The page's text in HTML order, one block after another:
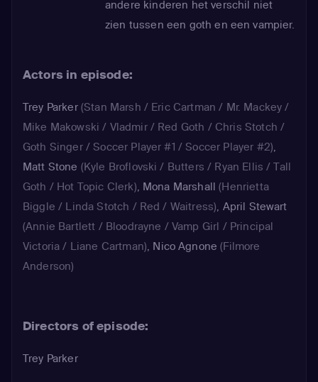
andere kinderen het verschil niet
zien tussen een goth en een vampier.
Actors in episode:
Trey Parker(Stan Marsh / Eric Cartman / Mr. Mackey /
Mike Makowski / Vladmir / Red Goth / Chris Stotch /
Goth Singer / Soccer Player #1 / Soccer Player #2),
Matt Stone (Kyle Broflovski / Butters / Ryan Ellis / Tall
Goth / Hot Topic Clerk), Mona Marshall (Henrietta
Biggle / Linda Stotch / Red / Waitress), April Stewart
(Annie Bartlett / Bloodrayne / Vamp Girl / Principal
Victoria / Liane Cartman), Nico Agnone (Filmore
Anderson)
Directors of episode:
Trey Parker